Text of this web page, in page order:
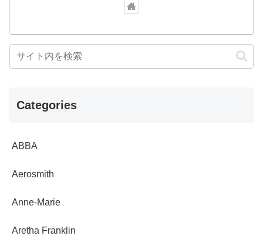
Categories
ABBA
Aerosmith
Anne-Marie
Aretha Franklin